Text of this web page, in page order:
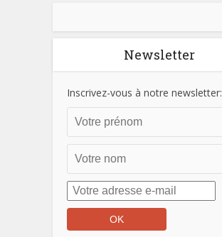
Newsletter
Inscrivez-vous à notre newsletter: